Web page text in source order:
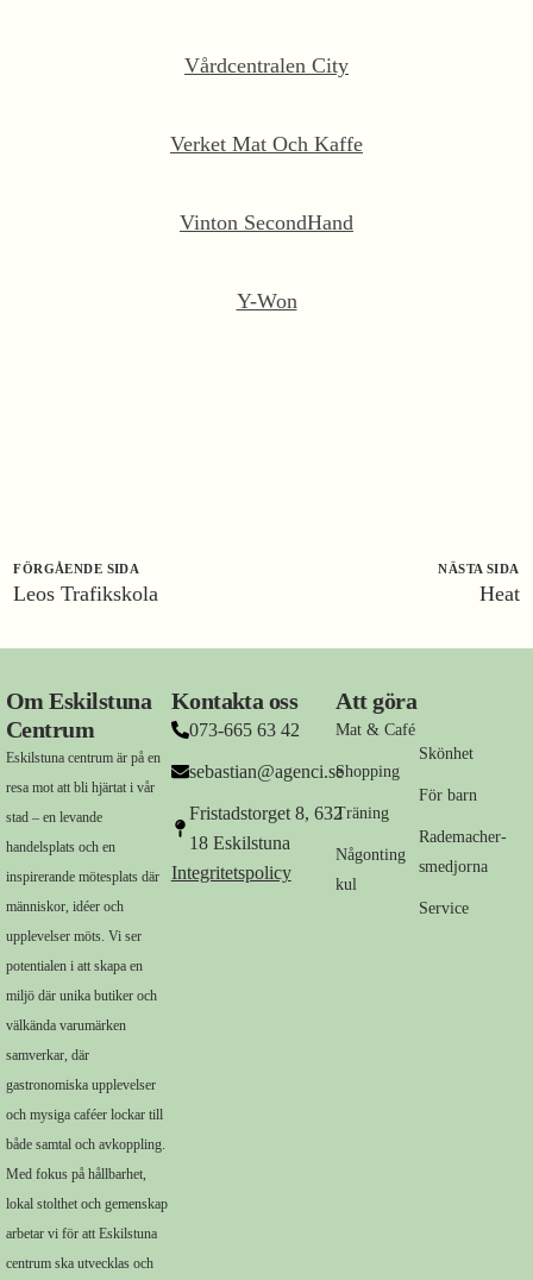
Vårdcentralen City
Verket Mat Och Kaffe
Vinton SecondHand
Y-Won
FÖRGÅENDE SIDA
Leos Trafikskola
NÄSTA SIDA
Heat
Om Eskilstuna
Centrum
Eskilstuna centrum är på en
resa mot att bli hjärtat i vår
stad – en levande
handelsplats och en
inspirerande mötesplats där
människor, idéer och
upplevelser möts. Vi ser
potentialen i att skapa en
miljö där unika butiker och
välkända varumärken
samverkar, där
gastronomiska upplevelser
och mysiga caféer lockar till
både samtal och avkoppling.
Med fokus på hållbarhet,
lokal stolthet och gemenskap
arbetar vi för att Eskilstuna
centrum ska utvecklas och
Kontakta oss
073-665 63 42
sebastian@agenci.se
Fristadstorget 8, 632
18 Eskilstuna
Integritetspolicy
Att göra
Mat & Café
Shopping
Träning
Någonting
kul
Skönhet
För barn
Rademacher-
smedjorna
Service